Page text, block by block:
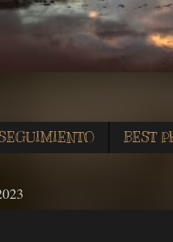
BEST